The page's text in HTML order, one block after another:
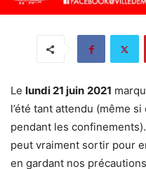
Le lundi 21 juin 2021
l’été tant attendu (même
pendant les
peut vraiment sortir pour
en gardant nos